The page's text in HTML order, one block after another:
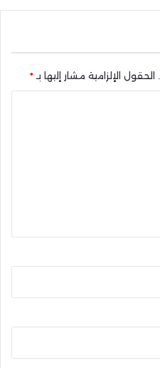
الحقول الإلزامية مشار إليها بـ *